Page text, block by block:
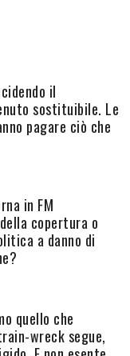
il
sostituibile. Le
pagare ciò che
in FM
copertura o
a danno di
quello che
wreck segue,